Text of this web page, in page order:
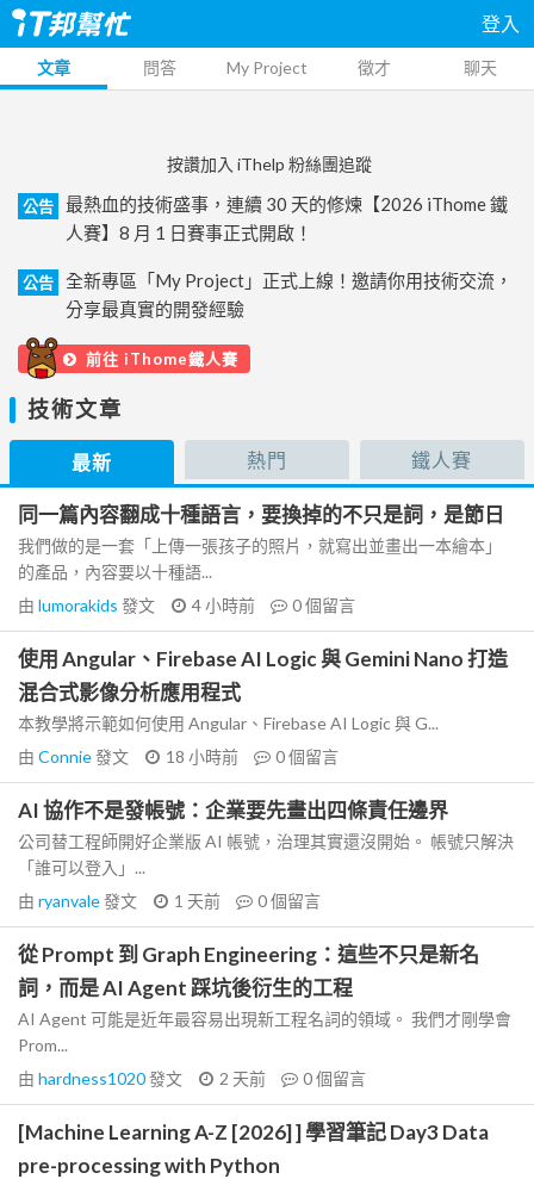
登入
文章 問答 My Project 徵才 聊天
按讚加入 iThelp 粉絲團追蹤
公告
最熱血的技術盛事，連續 30 天的修煉【2026 iThome 鐵
人賽】8 月 1 日賽事正式開啟！
公告
全新專區「My Project」正式上線！邀請你用技術交流，
分享最真實的開發經驗
前往 iThome鐵人賽
技術文章
最新 熱門 鐵人賽
同一篇內容翻成十種語言，要換掉的不只是詞，是節日
我們做的是一套「上傳一張孩子的照片，就寫出並畫出一本繪本」
的產品，內容要以十種語...
由 lumorakids 發文 4 小時前 0個留言
使用 Angular、Firebase AI Logic 與 Gemini Nano 打造
混合式影像分析應用程式
本教學將示範如何使用 Angular、Firebase AI Logic 與 G...
由 Connie發文 18 小時前 0個留言
AI 協作不是發帳號：企業要先畫出四條責任邊界
公司替工程師開好企業版 AI 帳號，治理其實還沒開始。 帳號只解決
「誰可以登入」...
由 ryanvale發文 1 天前 0個留言
從 Prompt 到 Graph Engineering：這些不只是新名
詞，而是 AI Agent 踩坑後衍生的工程
AI Agent 可能是近年最容易出現新工程名詞的領域。 我們才剛學會
Prom...
由 hardness1020發文 2 天前 0個留言
[Machine Learning A-Z [2026] ] 學習筆記 Day3 Data
pre-processing with Python